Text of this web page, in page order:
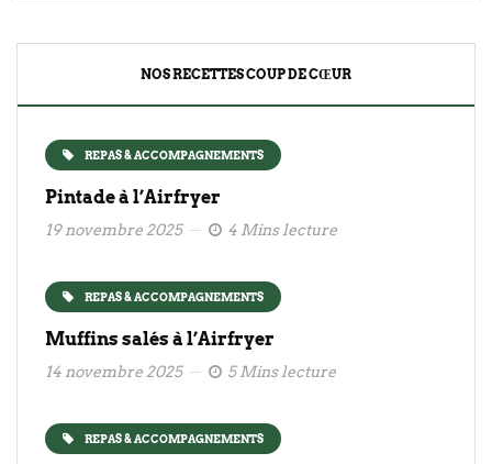
NOS RECETTES COUP DE CŒUR
REPAS & ACCOMPAGNEMENTS
Pintade à l’Airfryer
19 novembre 2025 4 Mins lecture
REPAS & ACCOMPAGNEMENTS
Muffins salés à l’Airfryer
14 novembre 2025 5 Mins lecture
REPAS & ACCOMPAGNEMENTS